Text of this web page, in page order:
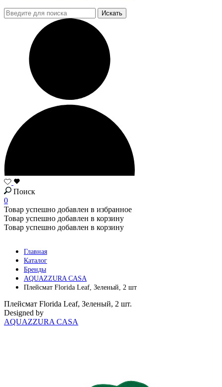
Поиск
0
Товар успешно добавлен в избранное
Товар успешно добавлен в корзину
Товар успешно добавлен в корзину
Главная
Каталог
Бренды
AQUAZZURA CASA
Плейсмат Florida Leaf, Зеленый, 2 шт
Плейсмат Florida Leaf, Зеленый, 2 шт.
Designed by
AQUAZZURA CASA